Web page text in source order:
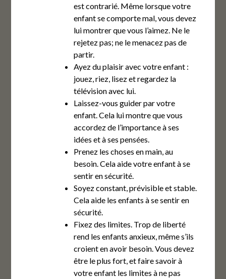
est contrarié. Même lorsque votre
enfant se comporte mal, vous devez
lui montrer que vous l’aimez. Ne le
rejetez pas; ne le menacez pas de
partir.
Ayez du plaisir avec votre enfant :
jouez, riez, lisez et regardez la
télévision avec lui.
Laissez-vous guider par votre
enfant. Cela lui montre que vous
accordez de l’importance à ses
idées et à ses pensées.
Prenez les choses en main, au
besoin. Cela aide votre enfant à se
sentir en sécurité.
Soyez constant, prévisible et stable.
Cela aide les enfants à se sentir en
sécurité.
Fixez des limites. Trop de liberté
rend les enfants anxieux, même s’ils
croient en avoir besoin. Vous devez
être le plus fort, et faire savoir à
votre enfant les limites à ne pas